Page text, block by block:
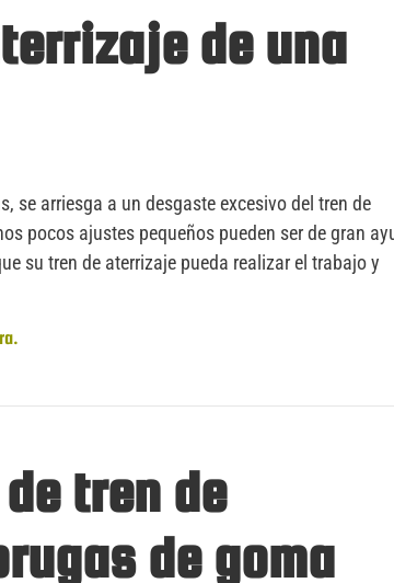
de una
se arriesga a un desgaste excesivo del tren de
pocos ajustes pequeños pueden ser de gran
su tren de aterrizaje pueda realizar el trabajo y
tren de
de goma